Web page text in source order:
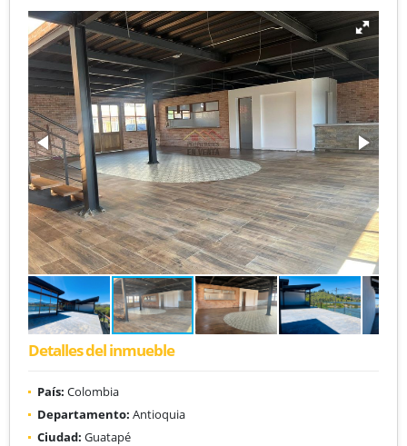
Detalles del inmueble
País: Colombia
Departamento: Antioquia
Ciudad: Guatapé